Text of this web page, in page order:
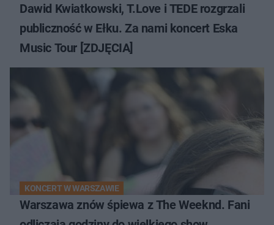
Dawid Kwiatkowski, T.Love i TEDE rozgrzali
publiczność w Ełku. Za nami koncert Eska
Music Tour [ZDJĘCIA]
KONCERT W WARSZAWIE
Warszawa znów śpiewa z The Weeknd. Fani